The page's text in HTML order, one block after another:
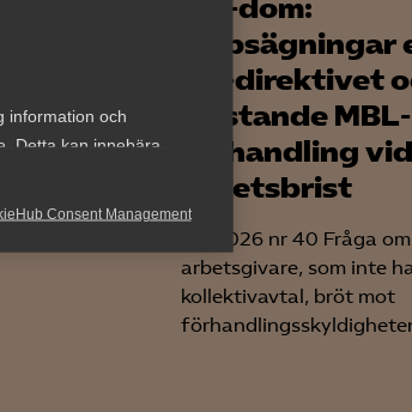
information och
Detta kan innebära
och rapportera
Consent Management
AD-dom:
Uppsägningar
EU-direktivet
bristande MBL-
förhandling vid
arbetsbrist
AD 2026 nr 40 Fråga
arbetsgivare, som inte
kollektivavtal, bröt mot